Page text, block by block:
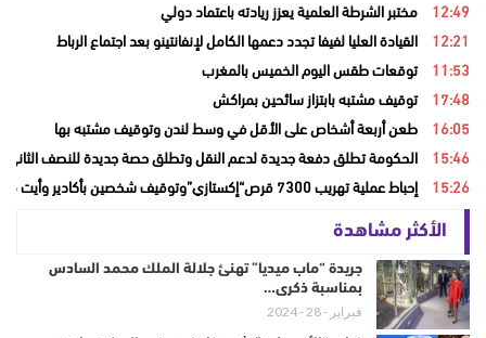
12:49 مختبر الشرطة العلمية يعزز ريادته باعتماد دولي
12:21 القيادة العليا لفيفا تجدد دعمها الكامل لإنفانتينو بعد اجتماع الرباط
11:53 توقعات طقس اليوم الخميس بالمغرب
17:48 توقيف مشتبه بابتزاز سائحين بمراكش
16:05 طعن أربعة أشخاص على الأقل في وسط لندن وتوقيف مشتبه بها
15:46 الحكومة تطلق دفعة جديدة لدعم النقل وتطلق حصة جديدة للنصف الثاني
15:26 إحباط عملية تهريب 7300 قرص“إكستازي”وتوقيف شخصين بأكادير وأيت ملول
الأكثر مشاهدة
جريدة “ماب ميديا” تهنئ جلالة الملك محمد السادس
بمناسبة ذكرى…
فبراير - 28 - 2024